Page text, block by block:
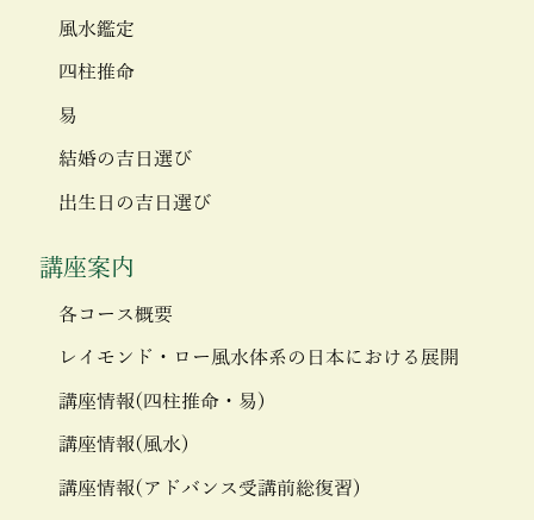
風水鑑定
四柱推命
易
結婚の吉日選び
出生日の吉日選び
講座案内
各コース概要
レイモンド・ロー風水体系の日本における展開
講座情報(四柱推命・易)
講座情報(風水)
講座情報(アドバンス受講前総復習)